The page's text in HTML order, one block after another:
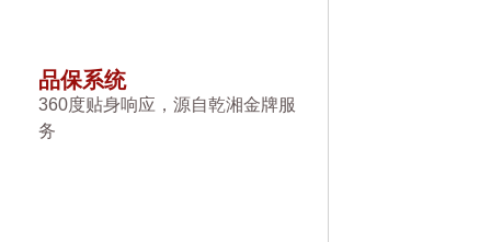
品保系统
360度贴身响应，源自乾湘金牌服
务